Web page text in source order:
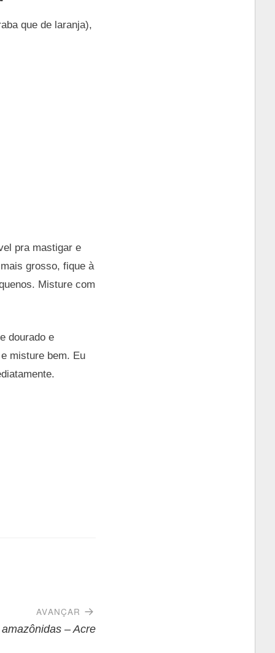
que de laranja),
pra mastigar e
grosso, fique à
Misture com
dourado e
misture bem. Eu
AVANÇAR
– Acre